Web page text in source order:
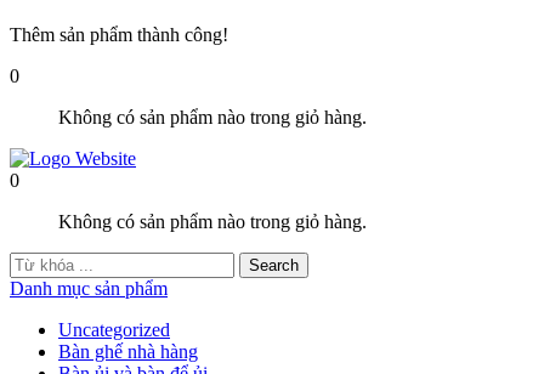
Thêm sản phẩm thành công!
0
Không có sản phẩm nào trong giỏ hàng.
0
Không có sản phẩm nào trong giỏ hàng.
Danh mục sản phẩm
Uncategorized
Bàn ghế nhà hàng